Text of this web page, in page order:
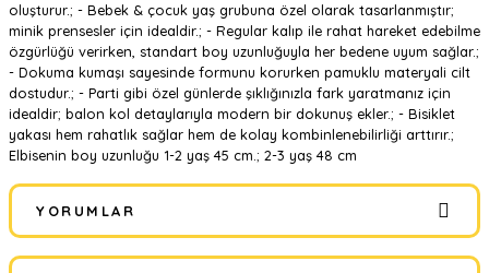
oluşturur.; - Bebek & çocuk yaş grubuna özel olarak tasarlanmıştır;
minik prensesler için idealdir.; - Regular kalıp ile rahat hareket edebilme
özgürlüğü verirken, standart boy uzunluğuyla her bedene uyum sağlar.;
- Dokuma kumaşı sayesinde formunu korurken pamuklu materyali cilt
dostudur.; - Parti gibi özel günlerde şıklığınızla fark yaratmanız için
idealdir; balon kol detaylarıyla modern bir dokunuş ekler.; - Bisiklet
yakası hem rahatlık sağlar hem de kolay kombinlenebilirliği arttırır.;
Elbisenin boy uzunluğu 1-2 yaş 45 cm.; 2-3 yaş 48 cm
YORUMLAR